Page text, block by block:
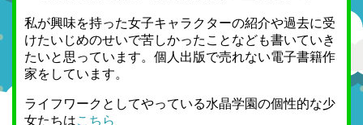
私が興味を持った女子キャラクターの紹介や過去に受
けたいじめのせいで苦しかったことなども書いていき
たいと思っています。個人出版で売れない電子書籍作
家をしています。
ライフワークとしてやっている水晶学園の個性的な少
女たちはこちら